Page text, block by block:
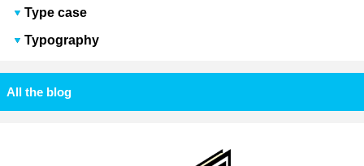
Type case
Typography
All the blog